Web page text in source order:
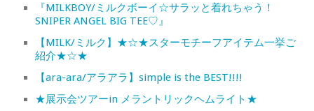
『MILKBOY/ミルクボーイ☆サラッと着れちゃう！
SNIPER ANGEL BIG TEE♡』
【MILK/ミルク】★☆★スターモチーフアイテム一挙ご
紹介★☆★
【ara-ara/アラアラ】simple is the BEST!!!!
★展示会ツアーin メラントリックヘムライト★